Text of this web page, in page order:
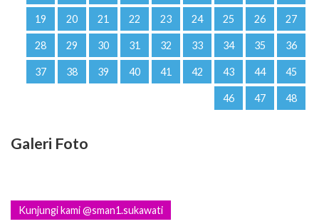
19 20 21 22 23 24 25 26 27
28 29 30 31 32 33 34 35 36
37 38 39 40 41 42 43 44 45
46 47 48
Galeri Foto
Kunjungi kami @sman1.sukawati